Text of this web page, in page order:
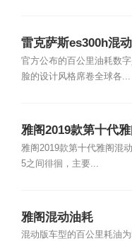
雷克萨斯es300h混
官方公布的百公里油耗数
脸的设计风格席卷全球各...
雅阁2019款第十代
少?
雅阁2019款第十代雅阁混
5之间徘徊，主要...
雅阁混动油耗
混动版车型的百公里耗油